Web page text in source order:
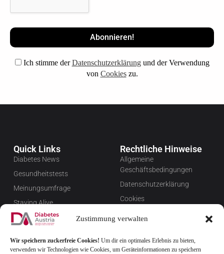
Zustimmung verwalten
Wir speichern zuckerfreie Cookies! Um dir ein optimales Erlebnis zu bieten,
verwenden wir Technologien wie Cookies, um Geräteinformationen zu speichern
Ich stimme derDatenschutzerklärungund der Verwendung
von Cookieszu.
Quick Links
Diabetes News
Gesundheitstests
Meinungsumfrage
Staying Alive
Favoriten
Rechtliche Hinweise
Allgemeine
Geschäftsbedingungen
Datenschutzerklärung
Cookies
Newsletter verwalten